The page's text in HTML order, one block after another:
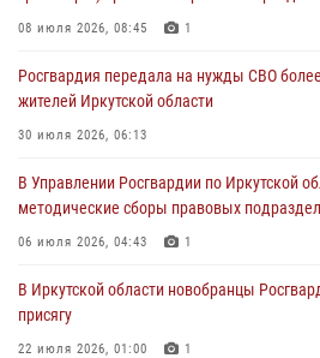
В честь 10-летия Росгвардии сотрудники
из Ангарска познакомили отдыхающих
29 июля 2026, 03:44
Росгвардейцы из Иркутска приняли
28 июля 2026, 07:15 4
08 июля 2026, 08:45 1
Росгвардия передала на нужды СВО
жителей Иркутской области
30 июля 2026, 06:13
В Управлении Росгвардии по Иркутской
методические сборы правовых
06 июля 2026, 04:43 1
В Иркутской области новобранцы
присягу
22 июля 2026, 01:00 1